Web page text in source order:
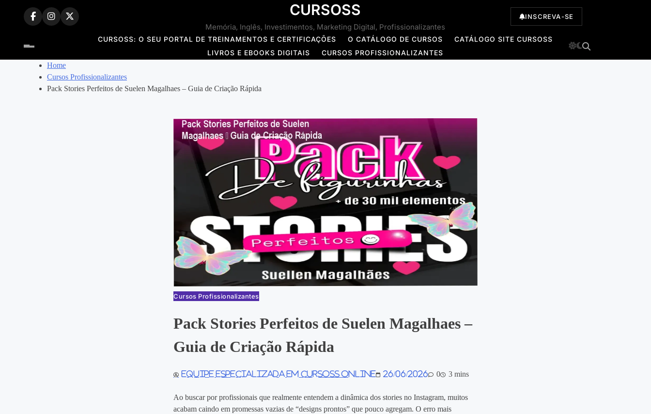
CURSOSS
Memória, Inglês, Investimentos, Marketing Digital, Profissionalizantes
INSCREVA-SE
CURSOSS: O SEU PORTAL DE TREINAMENTOS E CERTIFICAÇÕES O CATÁLOGO DE CURSOS
CATÁLOGO SITE CURSOSS
LIVROS E EBOOKS DIGITAIS
CURSOS PROFISSIONALIZANTES
Home
Cursos Profissionalizantes
Pack Stories Perfeitos de Suelen Magalhaes – Guia de Criação Rápida
Cursos Profissionalizantes
Pack Stories Perfeitos de Suelen Magalhaes –
Guia de Criação Rápida
Equipe especializada em Cursoss Online 26/06/2026 0 3 mins
Ao buscar por profissionais que realmente entendem a dinâmica dos stories no Instagram, muitos
acabam caindo em promessas vazias de “designs prontos” que pouco agregam. O erro mais